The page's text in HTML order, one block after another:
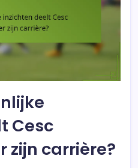
Cesc
zijn carrière?